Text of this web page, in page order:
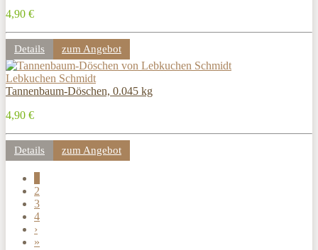
4,90 €
Details zum Angebot
Lebkuchen Schmidt
Tannenbaum-Döschen, 0.045 kg
4,90 €
Details zum Angebot
2
3
4
›
»